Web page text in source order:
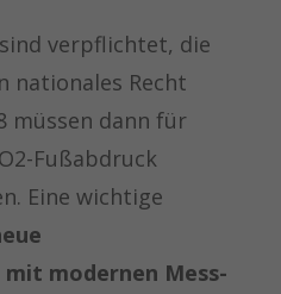
verpflichtet, die
nationales Recht
müssen dann für
Fußabdruck
Eine wichtige
modernen Mess-